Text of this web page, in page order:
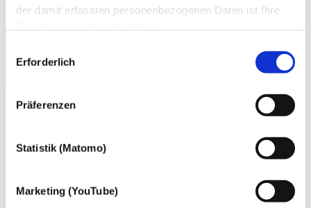
der damit erfassten personenbezogenen Daten ist Ihre
mit Ihrer ausdrücklichen Einwilligung einsetzen und die
Erforderlich
Präferenzen
Statistik (Matomo)
Marketing (YouTube)